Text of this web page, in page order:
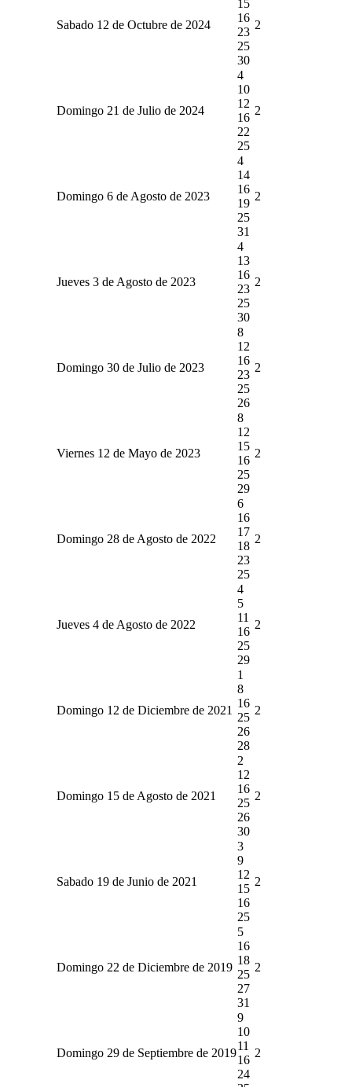
Sabado 12 de Octubre de 2024
15
16
23
25
30
2
Domingo 21 de Julio de 2024
4
10
12
16
22
25
2
Domingo 6 de Agosto de 2023
4
14
16
19
25
31
2
Jueves 3 de Agosto de 2023
4
13
16
23
25
30
2
Domingo 30 de Julio de 2023
8
12
16
23
25
26
2
Viernes 12 de Mayo de 2023
8
12
15
16
25
29
2
Domingo 28 de Agosto de 2022
6
16
17
18
23
25
2
Jueves 4 de Agosto de 2022
4
5
11
16
25
29
2
Domingo 12 de Diciembre de 2021
1
8
16
25
26
28
2
Domingo 15 de Agosto de 2021
2
12
16
25
26
30
2
Sabado 19 de Junio de 2021
3
9
12
15
16
25
2
Domingo 22 de Diciembre de 2019
5
16
18
25
27
31
2
Domingo 29 de Septiembre de 2019
9
10
11
16
24
2